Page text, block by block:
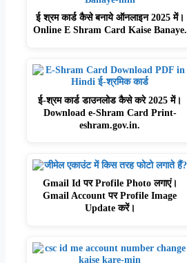
ई श्रम कार्ड कैसे बनाये ऑनलाइन 2025 में।
Online E Shram Card Kaise Banaye.
ई-श्रम कार्ड डाउनलोड कैसे करे 2025 में।
Download e-Shram Card Print-
eshram.gov.in.
Gmail Id पर Profile Photo लगाएं।
Gmail Account पर Profile Image
Update करें।